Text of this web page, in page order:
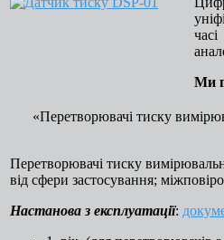
Ми
«Перетворювачі тиску
Перетворювачі тиску
від сфери застосування;
Настанова з експлуатації: